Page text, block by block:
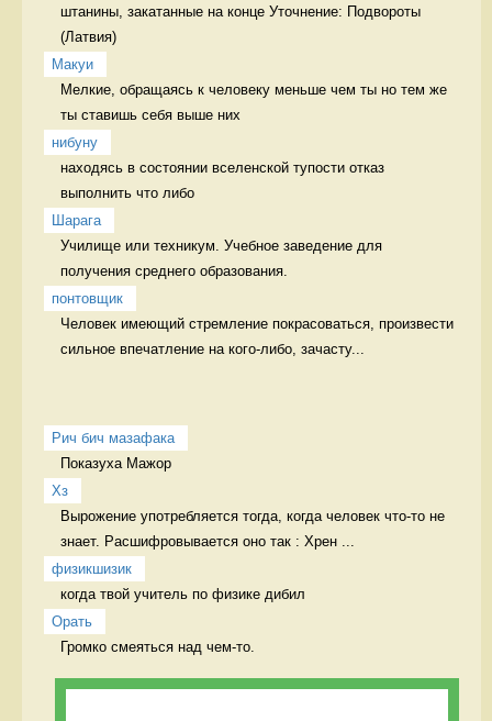
штанины, закатанные на конце Уточнение: Подвороты
Макуи
Мелкие, обращаясь к человеку меньше чем ты но тем же
ты ставишь себя выше них
нибуну
находясь в состоянии вселенской тупости отказ
выполнить что либо
Шарага
Училище или техникум. Учебное заведение для
получения среднего образования.
понтовщик
Человек имеющий стремление покрасоваться, произвести
сильное впечатление на кого-либо, зачасту...
Рич бич мазафака
Показуха Мажор
Хз
Вырожение употребляется тогда, когда человек что-то не
знает. Расшифровывается оно так : Хрен ...
физикшизик
когда твой учитель по физике дибил
Орать
Громко смеяться над чем-то.